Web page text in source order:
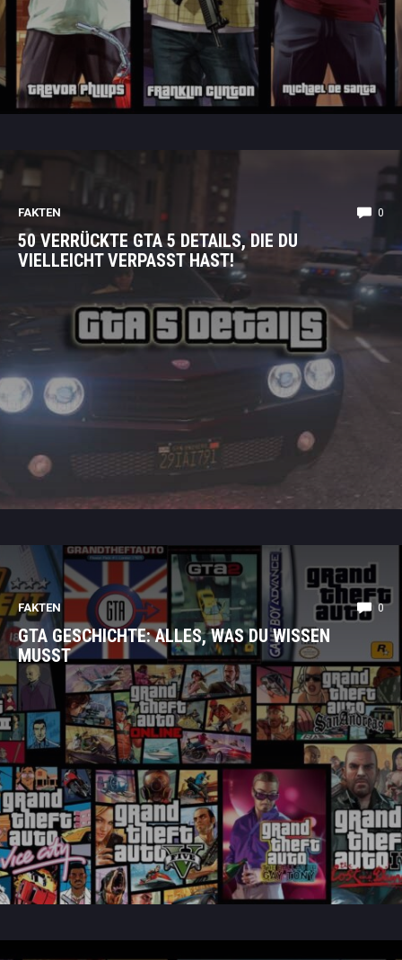
FAKTEN 0
50 VERRÜCKTE GTA 5 DETAILS, DIE DU
VIELLEICHT VERPASST HAST!
FAKTEN 0
GTA GESCHICHTE: ALLES, WAS DU WISSEN
MUSST